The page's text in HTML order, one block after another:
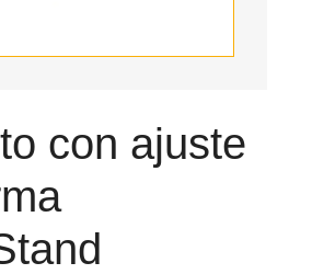
con ajuste